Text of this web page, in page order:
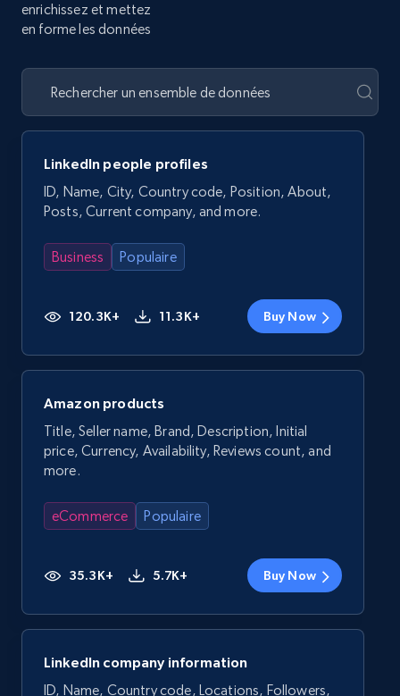
enrichissez et mettez
en forme les données
LinkedIn people profiles
ID, Name, City, Country code, Position, About,
Posts, Current company, and more.
Business Populaire
120.3K+ 11.3K+ Buy Now
Amazon products
Title, Seller name, Brand, Description, Initial
price, Currency, Availability, Reviews count, and
more.
eCommerce Populaire
35.3K+ 5.7K+ Buy Now
LinkedIn company information
ID, Name, Country code, Locations, Followers,